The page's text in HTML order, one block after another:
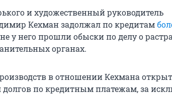
и художественный руководитель
Кехман задолжал по кредитам
у него прошли обыски по делу о
органах.
в отношении Кехмана
долгов по кредитным платежам, за